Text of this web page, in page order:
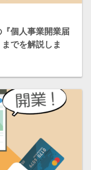
個人事業開業届
でを解説しま